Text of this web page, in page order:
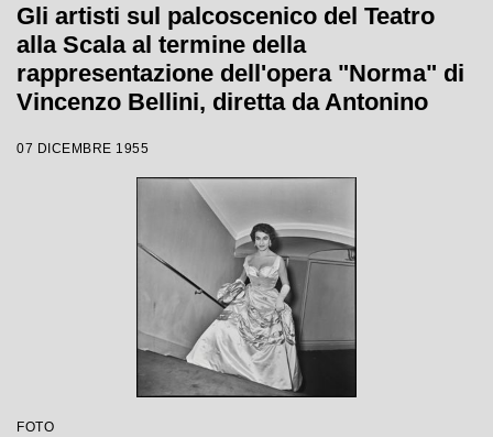
Gli artisti sul palcoscenico del Teatro
alla Scala al termine della
rappresentazione dell'opera "Norma" di
Vincenzo Bellini, diretta da Antonino
Wallmann, che inaugura la stagione
lirica 1955-1956
07 DICEMBRE 1955
FOTO